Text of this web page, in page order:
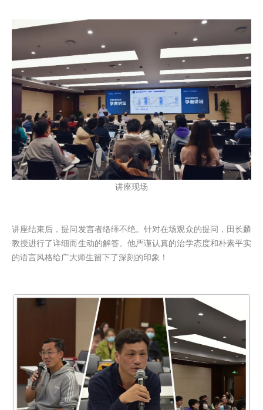
讲座现场
讲座结束后，提问发言者络绎不绝。针对在场观众的提问，田长麟
教授进行了详细而生动的解答。他严谨认真的治学态度和朴素平实
的语言风格给广大师生留下了深刻的印象！